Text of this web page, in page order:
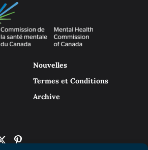
Nouvelles
Termes et Conditions
Archive